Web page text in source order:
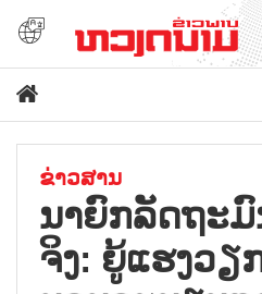
ຂ່າວສານ
ນາ​ຍົກ​ລັດ​ຖະ​
ຈິງ: ຍູ້​ແຮງວຽ